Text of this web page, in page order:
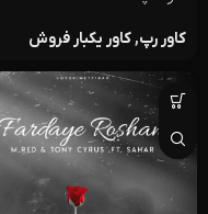
کاور رپ, کاور یکبار فروش